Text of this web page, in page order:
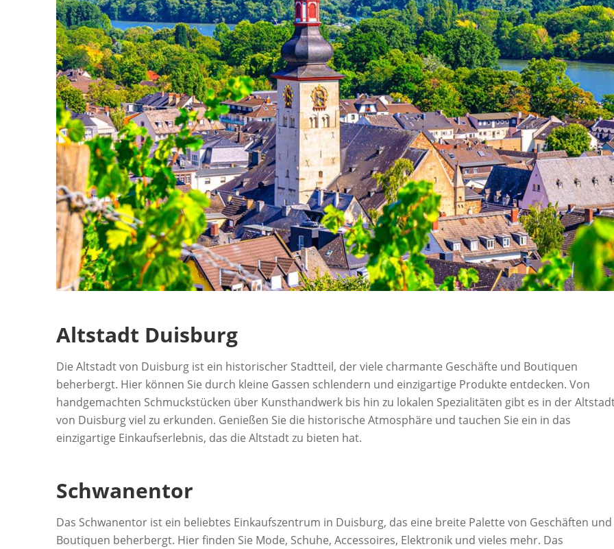
Altstadt Duisburg
Die Altstadt von Duisburg ist ein historischer Stadtteil, der viele charmante Geschäfte und Boutiquen
beherbergt. Hier können Sie durch kleine Gassen schlendern und einzigartige Produkte entdecken. Von
handgemachten Schmuckstücken über Kunsthandwerk bis hin zu lokalen Spezialitäten gibt es in der
von Duisburg viel zu erkunden. Genießen Sie die historische Atmosphäre und tauchen Sie ein in das
einzigartige Einkaufserlebnis, das die Altstadt zu bieten hat.
Schwanentor
Das Schwanentor ist ein beliebtes Einkaufszentrum in Duisburg, das eine breite Palette von Geschäften und
Boutiquen beherbergt. Hier finden Sie Mode, Schuhe, Accessoires, Elektronik und vieles mehr. Das